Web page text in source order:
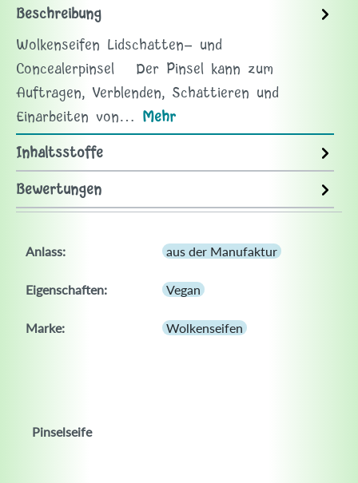
Beschreibung
Wolkenseifen Lidschatten- und
Concealerpinsel Der Pinsel kann zum
Auftragen, Verblenden, Schattieren und
Einarbeiten von… Mehr
Inhaltsstoffe
Bewertungen
Anlass: aus der Manufaktur
Eigenschaften: Vegan
Marke: Wolkenseifen
Pinselseife